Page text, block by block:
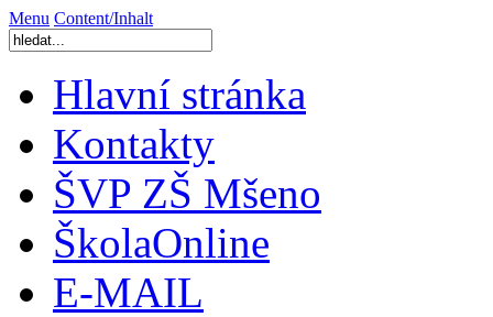
Menu Content/Inhalt
Hlavní stránka
Kontakty
ŠVP ZŠ Mšeno
ŠkolaOnline
E-MAIL